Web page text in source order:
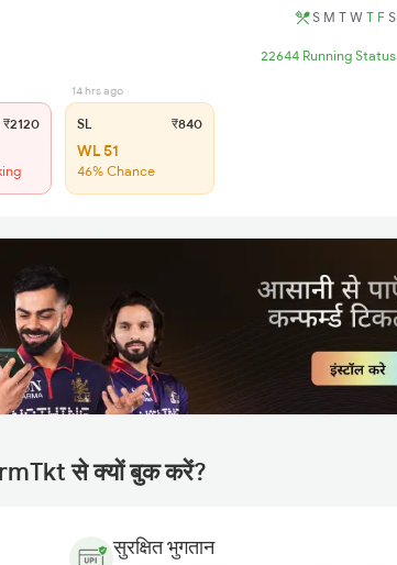
S M T W T F S
22644 Running Status
₹2120
14 hrs ago
SL ₹840
WL 51
46% Chance
से क्यों बुक करें?
सुरक्षित भुगतान